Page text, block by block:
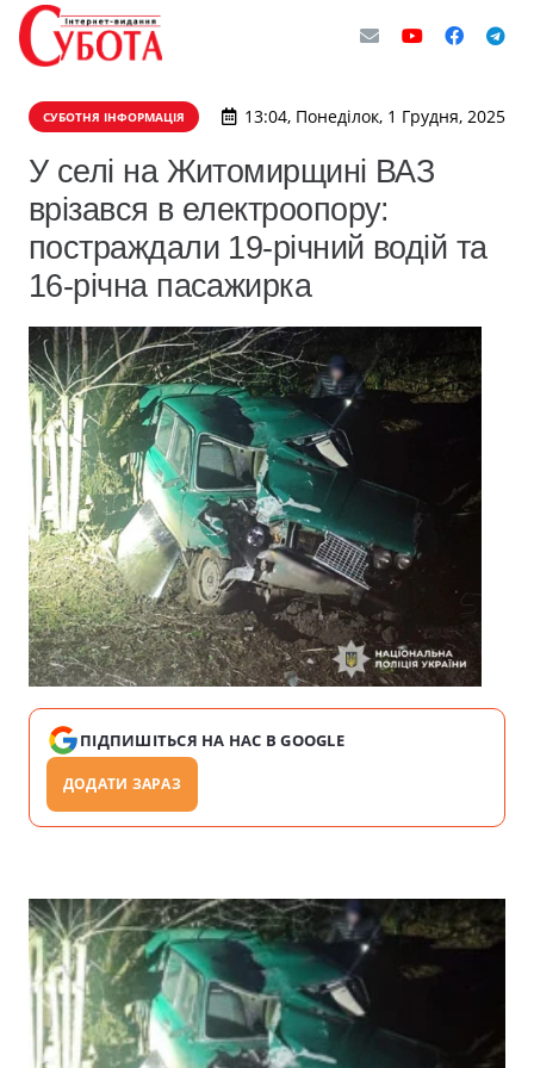
СУБОТНЯ ІНФОРМАЦІЯ 13:04, Понеділок, 1 Грудня, 2025
У селі на Житомирщині ВАЗ
врізався в електроопору:
постраждали 19-річний водій та
16-річна пасажирка
ПІДПИШІТЬСЯ НА НАС В GOOGLE
ДОДАТИ ЗАРАЗ